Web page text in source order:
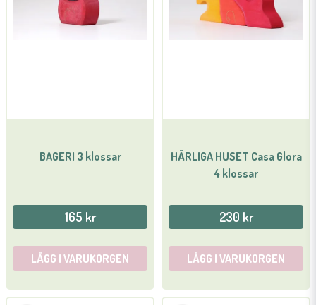
BAGERI 3 klossar
165 kr
LÄGG I VARUKORGEN
HÄRLIGA HUSET Casa Glora
4 klossar
230 kr
LÄGG I VARUKORGEN